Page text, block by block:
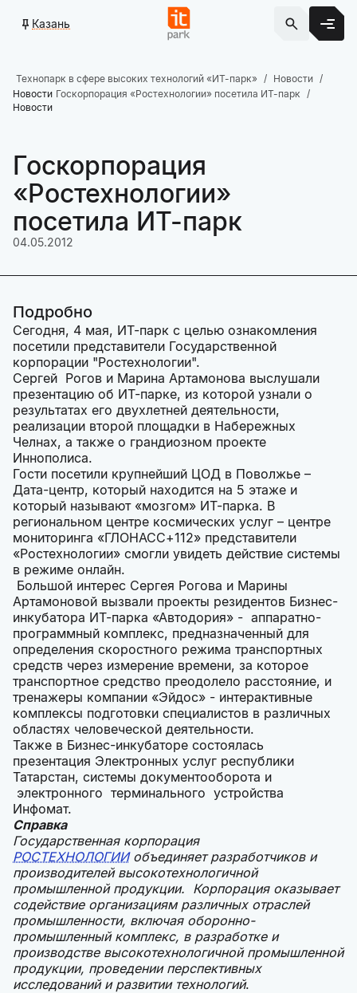
Казань
Технопарк в сфере высоких технологий «ИТ-парк»
Новости
Новости Госкорпорация «Ростехнологии» посетила ИТ-парк
Новости
Госкорпорация
«Ростехнологии»
посетила ИТ-парк
04.05.2012
Подробно
Сегодня, 4 мая, ИТ-парк с целью ознакомления
посетили представители Государственной
корпорации "Ростехнологии".
Сергей Рогов и Марина Артамонова выслушали
презентацию об ИТ-парке, из которой узнали о
результатах его двухлетней деятельности,
реализации второй площадки в Набережных
Челнах, а также о грандиозном проекте
Иннополиса.
Гости посетили крупнейший ЦОД в Поволжье –
Дата-центр, который находится на 5 этаже и
который называют «мозгом» ИТ-парка. В
региональном центре космических услуг – центре
мониторинга «ГЛОНАСС+112» представители
«Ростехнологии» смогли увидеть действие системы
в режиме онлайн.
Большой интерес Сергея Рогова и Марины
Артамоновой вызвали проекты резидентов Бизнес-
инкубатора ИТ-парка «Автодория» - аппаратно-
программный комплекс, предназначенный для
определения скоростного режима транспортных
средств через измерение времени, за которое
транспортное средство преодолело расстояние, и
тренажеры компании «Эйдос» - интерактивные
комплексы подготовки специалистов в различных
областях человеческой деятельности.
Также в Бизнес-инкубаторе состоялась
презентация Электронных услуг республики
Татарстан, системы документооборота и
электронного терминального устройства
Инфомат.
Справка
Государственная корпорация
РОСТЕХНОЛОГИИобъединяет разработчиков и
производителей высокотехнологичной
промышленной продукции. Корпорация оказывает
содействие организациям различных отраслей
промышленности, включая оборонно-
промышленный комплекс, в разработке и
производстве высокотехнологичной промышленной
продукции, проведении перспективных
исследований и развитии технологий.